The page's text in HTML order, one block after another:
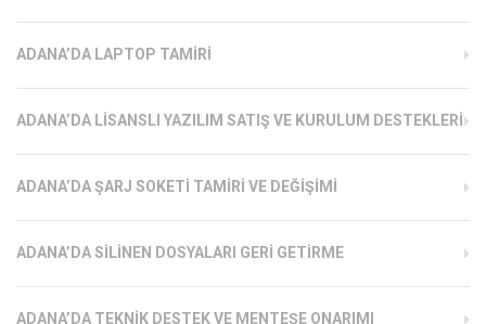
ADANA’DA LAPTOP TAMIRI
ADANA’DA LISANSLI YAZILIM SATIŞ VE KURULUM DESTEKLERI
ADANA’DA ŞARJ SOKETI TAMIRI VE DEĞIŞIMI
ADANA’DA SILINEN DOSYALARI GERI GETIRME
ADANA’DA TEKNIK DESTEK VE MENTEŞE ONARIMI